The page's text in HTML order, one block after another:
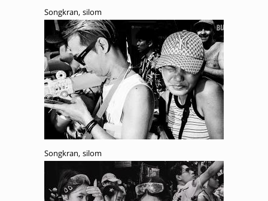
Songkran, silom
Songkran, silom